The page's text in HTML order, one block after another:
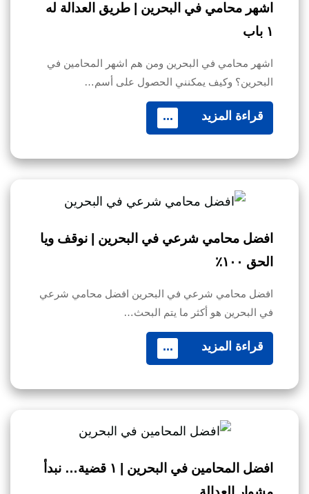
اشهر محامي في البحرين | طريق العدالة له
١ باب
اشهر محامي في البحرين ومن هم اشهر المحامين في
البحرين؟ وكيف يمكنني الحصول على أسم…
قراءة المزيد ...
افضل محامي شرعي في البحرين | نوقف ويا
الحق ١٠٠٪
افضل محامي شرعي في البحرين افضل محامي شرعي
في البحرين هو أكثر ما يتم البحث…
قراءة المزيد ...
افضل المحامين في البحرين | ١ قضية… نبدأ